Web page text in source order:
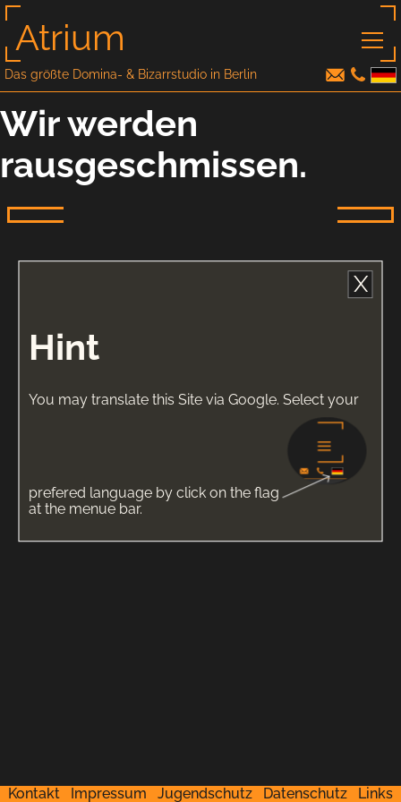
Atrium
Das größte Domina- & Bizarrstudio in Berlin
X
Hint
You may translate this Site via Google. Select your
prefered language by click on the flag
at the menue bar.
Wir werden
rausgeschmissen.
Kontakt Impressum Jugendschutz Datenschutz Links